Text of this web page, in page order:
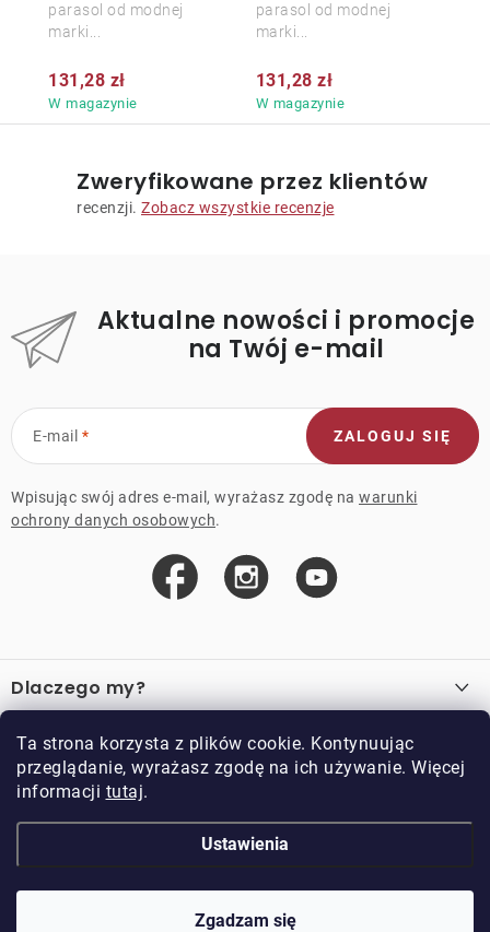
Ta strona korzysta z plików cookie. Kontynuując
przeglądanie, wyrażasz zgodę na ich używanie. Więcej
informacji tutaj.
Ustawienia
Zgadzam się
W magazynie
131,28 zł
parasol od modnej
marki...
W magazynie
131,28 zł
parasol od modnej
marki...
Zweryfikowane przez klientów
recenzji. Zobacz wszystkie recenzje
Aktualne nowości i promocje
na Twój e-mail
E-mail
Wpisując swój adres e-mail, wyrażasz zgodę na warunki
ochrony danych osobowych.
ZALOGUJ SIĘ
t
o
p
a
Dlaczego my?
Ważne linki
Sprzedaż hurtowa
Przykładowy sklep
O zakupie
Regulamin
Regulamin programu lojalnościowego
Doppler CZ spol. s.r.o.,
DOPPLER CZ spol. s r.o. . Wszystkie prawa zastrzeżone.